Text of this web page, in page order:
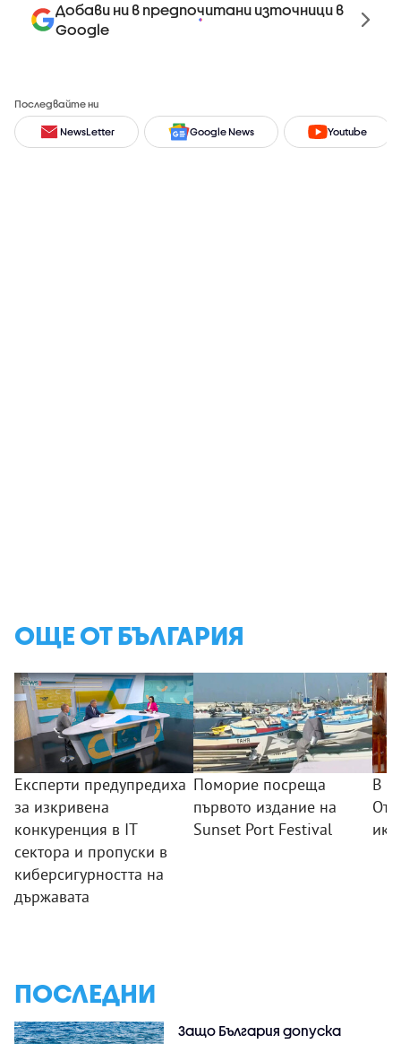
Добави ни в предпочитани източници в
Google
Последвайте ни
NewsLetter Google News Youtube
ОЩЕ ОТ БЪЛГАРИЯ
Експерти предупредиха
за изкривена
конкуренция в IT
сектора и пропуски в
киберсигурността на
държавата
Поморие посреща
първото издание на
Sunset Port Festival
В
ПОСЛЕДНИ
Защо България допуска